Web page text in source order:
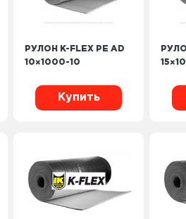
РУЛОН K-FLEX PE AD
10×1000-10
Купить